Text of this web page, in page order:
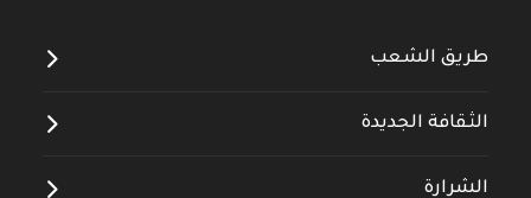
طريق الشعب
الثقافة الجديدة
الشرارة